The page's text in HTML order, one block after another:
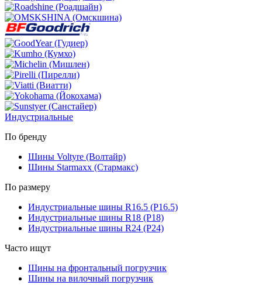
Индустриальные
По бренду
Шины Voltyre (Волтайр)
Шины Starmaxx (Стармакс)
По размеру
Индустриальные шины R16.5 (Р16.5)
Индустриальные шины R18 (Р18)
Индустриальные шины R24 (Р24)
Часто ищут
Шины на фронтальный погрузчик
Шины на вилочный погрузчик